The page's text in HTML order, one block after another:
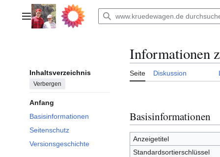
springenHauptmenü
Inhaltsverzeichnis
Verbergen
Anfang
Basisinformationen
Seitenschutz
Versionsgeschichte
Informationen
Seite Diskussion
Basisinformationen
Anzeigetitel
Standardsortierschlüssel